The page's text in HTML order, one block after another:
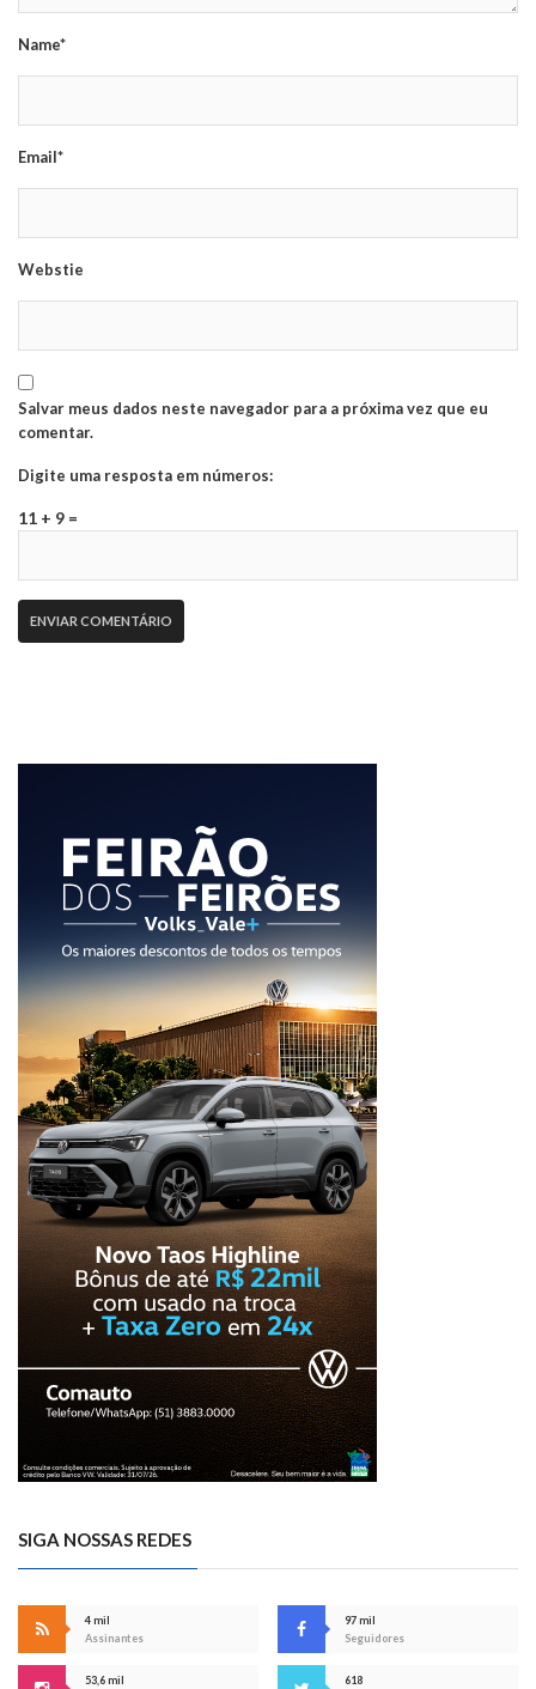
Name*
Email*
Webstie
Salvar meus dados neste navegador para a próxima vez que eu
comentar.
Digite uma resposta em números:
11 + 9 =
SIGA NOSSAS REDES
4 mil
Assinantes
97 mil
Seguidores
53,6 mil
618